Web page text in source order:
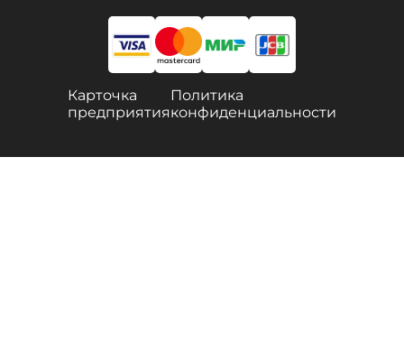
Карточка
предприятия
Политика
конфиденциальности